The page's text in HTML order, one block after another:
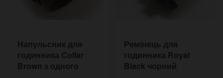
Напульсник для
годинника Collar
Brown з одного
Ремінець для
годинника Royal
Black чорний